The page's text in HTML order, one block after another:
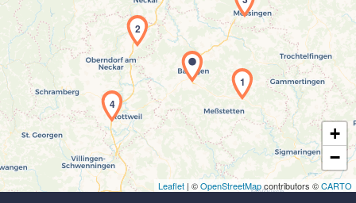
Laden der Karte...
1
2
4
+
−
Leaflet | ©OpenStreetMapcontributors ©CARTO